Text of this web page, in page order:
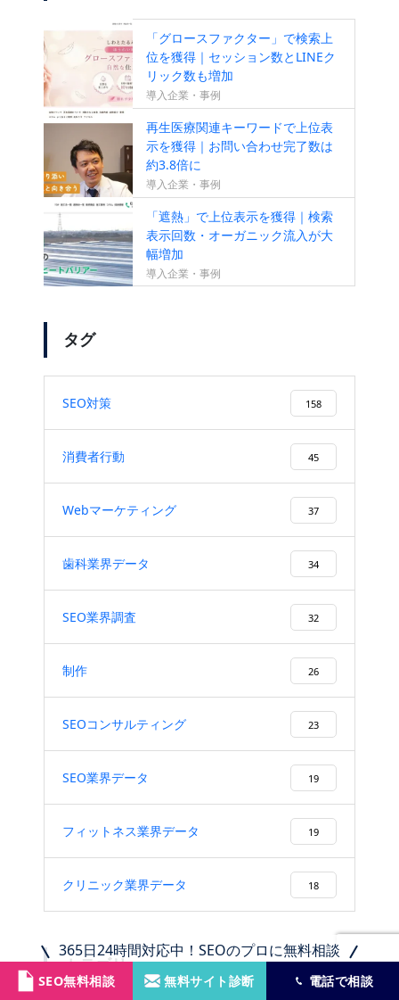
365日24時間対応中！SEOのプロに無料相談
SEO無料相談 無料サイト診断 電話で相談
「グロースファクター」で検索上
位を獲得｜セッション数とLINEク
リック数も増加
導入企業・事例
再生医療関連キーワードで上位表
示を獲得｜お問い合わせ完了数は
約3.8倍に
導入企業・事例
「遮熱」で上位表示を獲得｜検索
表示回数・オーガニック流入が大
幅増加
導入企業・事例
タグ
SEO対策 158
消費者行動 45
Webマーケティング 37
歯科業界データ 34
SEO業界調査 32
制作 26
SEOコンサルティング 23
SEO業界データ 19
フィットネス業界データ 19
クリニック業界データ 18
カテゴリー